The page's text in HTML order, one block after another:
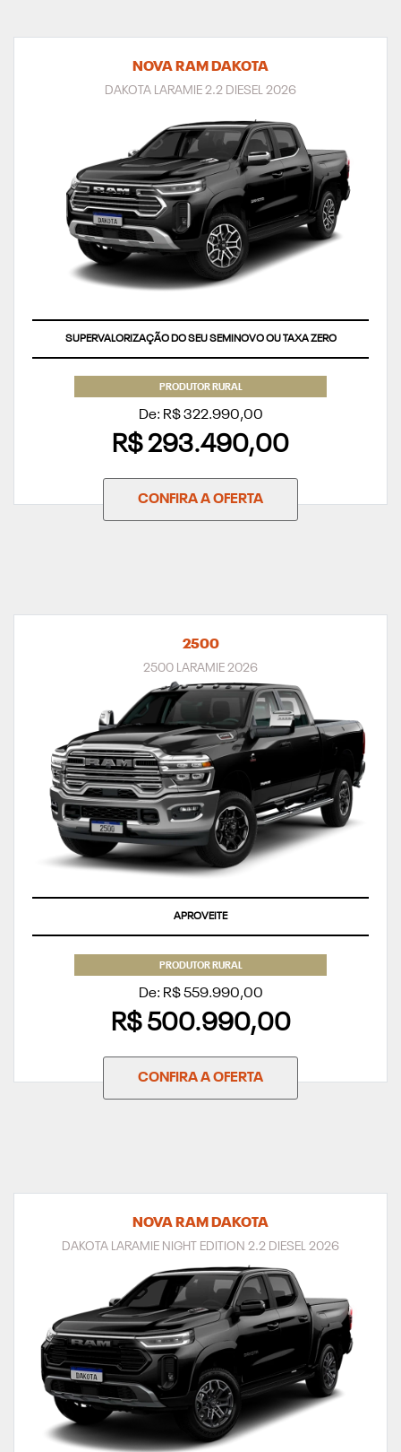
NOVA RAM DAKOTA
DAKOTA LARAMIE 2.2 DIESEL 2026
SUPERVALORIZAÇÃO DO SEU SEMINOVO OU TAXA ZERO
PRODUTOR RURAL
De: R$ 322.990,00
R$ 293.490,00
CONFIRA A OFERTA
2500
2500 LARAMIE 2026
APROVEITE
PRODUTOR RURAL
De: R$ 559.990,00
R$ 500.990,00
CONFIRA A OFERTA
NOVA RAM DAKOTA
DAKOTA LARAMIE NIGHT EDITION 2.2 DIESEL 2026